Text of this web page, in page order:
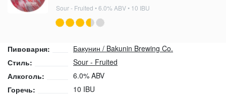
Sour - Fruited • 6.0% ABV • 10 IBU
Пивоварня:
Бакунин / Bakunin Brewing Co.
Стиль:
Sour - Fruited
Алкоголь:
6.0% ABV
Горечь:
10 IBU